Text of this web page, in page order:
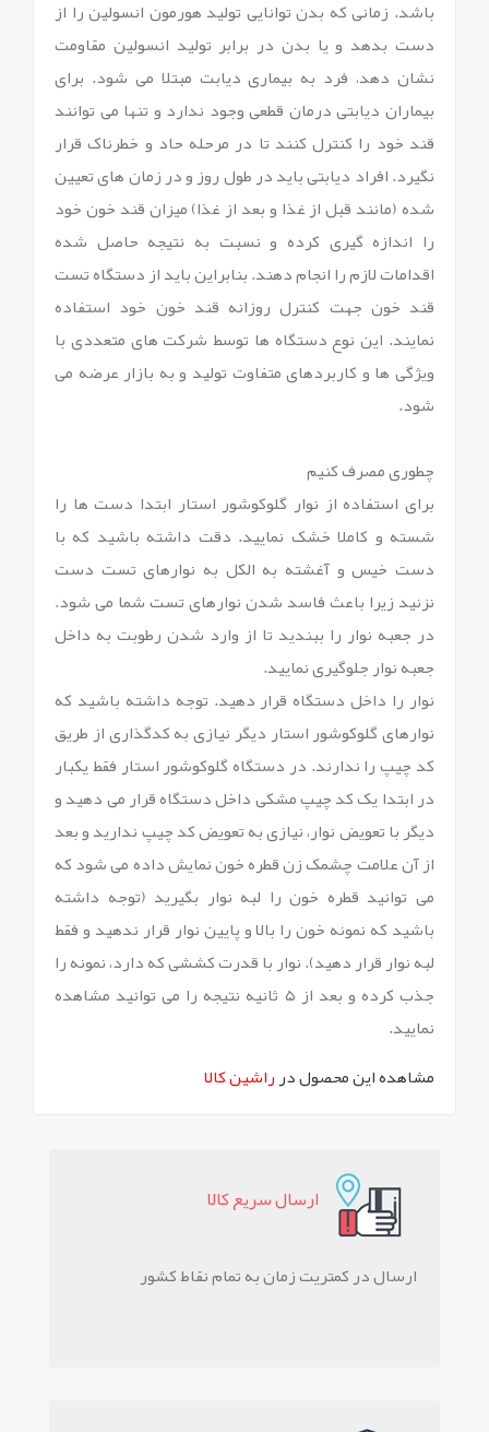
باشد. زمانی که بدن توانایی تولید هورمون انسولین را از
دست بدهد و یا بدن در برابر تولید انسولین مقاومت
نشان دهد، فرد به بیماری دیابت مبتلا می شود. برای
بیماران دیابتی درمان قطعی وجود ندارد و تنها می توانند
قند خود را کنترل کنند تا در مرحله حاد و خطرناک قرار
نگیرد. افراد دیابتی باید در طول روز و در زمان های تعیین
شده (مانند قبل از غذا و بعد از غذا) میزان قند خون خود
را اندازه گیری کرده و نسبت به نتیجه حاصل شده
اقدامات لازم را انجام دهند. بنابراین باید از دستگاه تست
قند خون جهت کنترل روزانه قند خون خود استفاده
نمایند. این نوع دستگاه ها توسط شرکت های متعددی با
ویژگی ها و کاربردهای متفاوت تولید و به بازار عرضه می
شود.
چطوری مصرف کنیم
برای استفاده از نوار گلوکوشور استار ابتدا دست ها را
شسته و کاملا خشک نمایید. دقت داشته باشید که با
دست خیس و آغشته به الکل به نوارهای تست دست
نزنید زیرا باعث فاسد شدن نوارهای تست شما می شود.
در جعبه نوار را ببندید تا از وارد شدن رطوبت به داخل
جعبه نوار جلوگیری نمایید.
نوار را داخل دستگاه قرار دهید. توجه داشته باشید که
نوارهای گلوکوشور استار دیگر نیازی به کدگذاری از طریق
کد چیپ را ندارند. در دستگاه گلوکوشور استار فقط یکبار
در ابتدا یک کد چیپ مشکی داخل دستگاه قرار می دهید و
دیگر با تعویض نوار، نیازی به تعویض کد چیپ ندارید و بعد
از آن علامت چشمک زن قطره خون نمایش داده می شود که
می توانید قطره خون را لبه نوار بگیرید (توجه داشته
باشید که نمونه خون را بالا و پایین نوار قرار ندهید و فقط
لبه نوار قرار دهید). نوار با قدرت کششی که دارد، نمونه را
جذب کرده و بعد از ۵ ثانیه نتیجه را می توانید مشاهده
نمایید.
مشاهده این محصول درراشین کالا
ارسال سريع کالا
ارسال در کمتریت زمان به تمام نقاط کشور